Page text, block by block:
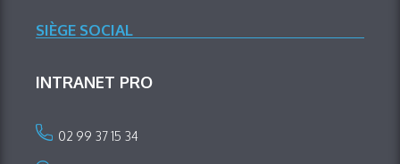
SIÈGE SOCIAL
INTRANET PRO
02 99 37 15 34